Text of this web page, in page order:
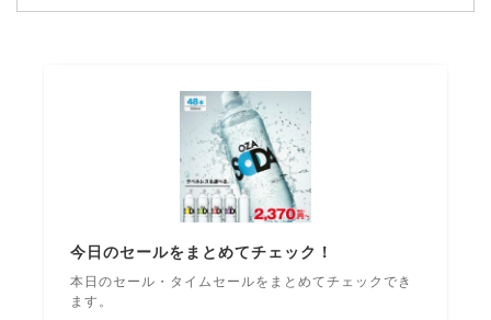
今日のセールをまとめてチェック！
本日のセール・タイムセールをまとめてチェックでき
ます。